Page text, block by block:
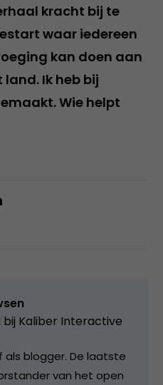
kracht bij te
waar iedereen
kan doen aan
Ik heb bij
Wie helpt
Kaliber Interactive
als blogger. De laatste
van het open